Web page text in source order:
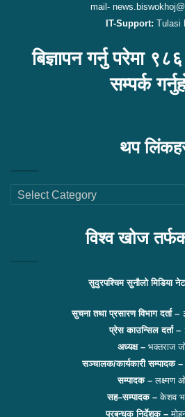
mail-
IT-Support: Tulasi
बिज्ञापन गर्नु परेमा
सम्पर्क
थप
थप
लिंकहरु
विश्व खोज
सुदुरपश्चिम सुनौलो मिडिया
सुचना तथा प्रसारण विभाग दर्ता –
प्रेस काउन्सिल दर्ता –
अध्यक्ष – भक्तराज
सञ्चालक/कार्यकारी सम्पादक –
सम्पादक –लक्ष्मण
सह–सम्पादक –केशव
प्रबन्धक निर्देशक –